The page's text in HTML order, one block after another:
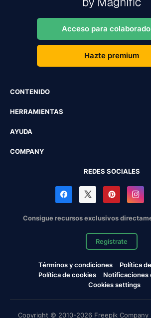
Acceso para
Hazte premium
CONTENIDO
HERRAMIENTAS
AYUDA
COMPANY
REDES SOCIALES
Consigue recursos exclusivos
Regístrate
Términos y condiciones
Política
Política de cookies
Notificaciones
Cookies settings
Copyright © 2010-2026 Freepik Company